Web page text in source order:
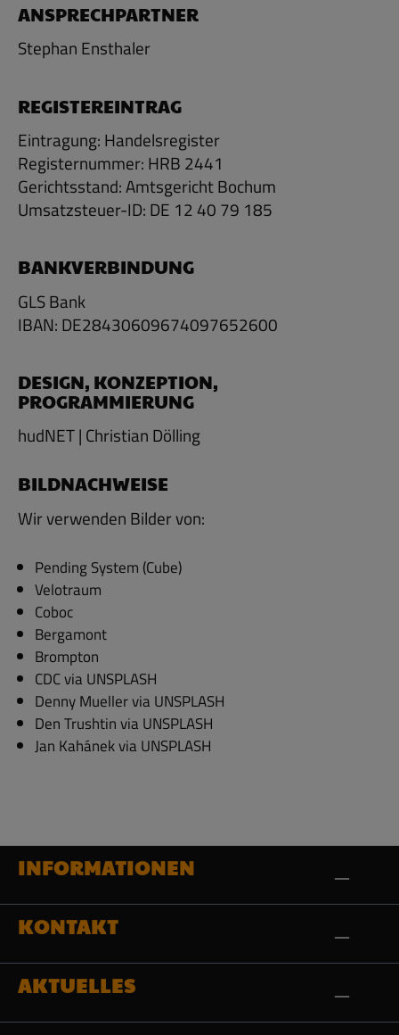
ANSPRECHPARTNER
Stephan Ensthaler
REGISTEREINTRAG
Eintragung: Handelsregister
Registernummer: HRB 2441
Gerichtsstand: Amtsgericht Bochum
Umsatzsteuer-ID: DE 12 40 79 185
BANKVERBINDUNG
GLS Bank
IBAN: DE28430609674097652600
DESIGN, KONZEPTION,
PROGRAMMIERUNG
hudNET | Christian Dölling
BILDNACHWEISE
Wir verwenden Bilder von:
Pending System (Cube)
Velotraum
Coboc
Bergamont
Brompton
CDC via UNSPLASH
Denny Mueller via UNSPLASH
Den Trushtin via UNSPLASH
Jan Kahánek via UNSPLASH
INFORMATIONEN
KONTAKT
AKTUELLES